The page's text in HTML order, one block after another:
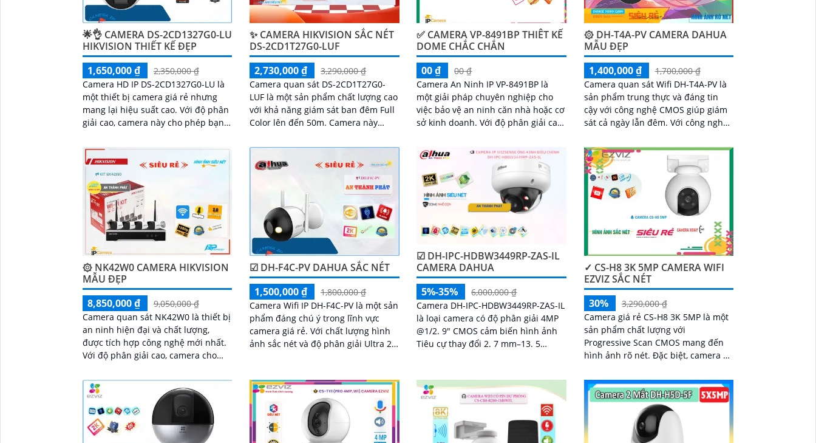
🌟👌 CAMERA DS-2CD1327G0-LU
HIKVISION THIẾT KẾ ĐẸP
1,650,000 ₫
2,350,000 ₫
Camera HD IP DS-2CD1327G0-LU là
một thiết bị camera giá rẻ nhưng
mang lại hiệu suất cao. Với độ phân
giải cao, camera này cho phép bạn
✨ CAMERA HIKVISION SẮC NÉT
DS-2CD1T27G0-LUF
2,730,000 ₫
3,290,000 ₫
Camera quan sát DS-2CD1T27G0-
LUF là một sản phẩm chất lượng cao
với khả năng giám sát ban đêm Full
Color lên đến 50m. Camera này
ảnh màu sắc rõ nét và sáng trong
đêm mà còn đảm bảo chất lượng
Full HD 1080P
✅ CAMERA VP-8491BP THIÊT KẾ
DOME CHẮC CHẮN
00 ₫
00 ₫
Camera An Ninh IP VP-8491BP là
một giải pháp chuyên nghiệp cho
việc bảo vệ an ninh căn nhà hoặc cơ
sở kinh doanh. Với độ phân giải cao
dùng xem hình ảnh sắc nét và chi
tiết từ xa
۞ DH-T4A-PV CAMERA DAHUA
MẪU ĐẸP
1,400,000 ₫
1,700,000 ₫
Camera quan sát Wifi DH-T4A-PV là
sản phẩm trung thực và đáng tin
cậy với công nghệ CMOS giúp giám
sát cả ngày lẫn đêm. Với công nghệ
nó rất phù hợp cho dự án dân dụng
۞ NK42W0 CAMERA HIKVISION
MẪU ĐẸP
8,850,000 ₫
9,050,000 ₫
Camera quan sát NK42W0 là thiết bị
an ninh hiện đại và chất lượng,
được tích hợp công nghệ mới nhất.
Với độ phân giải cao, camera cho
sắc
☑ DH-F4C-PV DAHUA SẮC NÉT
1,500,000 ₫
1,800,000 ₫
Camera Wifi IP DH-F4C-PV là một sản
phẩm đáng chú ý trong lĩnh vực
camera giá rẻ. Với chất lượng hình
ảnh sắc nét và độ phân giải Ultra 2k,
☑ DH-IPC-HDBW3449RP-ZAS-IL
CAMERA DAHUA
5%-35%
6,000,000 ₫
Camera DH-IPC-HDBW3449RP-ZAS-IL
là loại camera có độ phân giải 4MP
@1/2. 9" CMOS cảm biến hình ảnh
Tiêu cự thay đổi 2. 7 mm–13. 5
✓ CS-H8 3K 5MP CAMERA WIFI
EZVIZ SẮC NÉT
30%
3,290,000 ₫
Camera giá rẻ CS-H8 3K 5MP là một
sản phẩm chất lượng với
Progressive Scan CMOS mang đến
hình ảnh rõ nét. Đặc biệt, camera có
khả năng quan sát tối đa 30m bằng
công nghệ Hồng Ngoại